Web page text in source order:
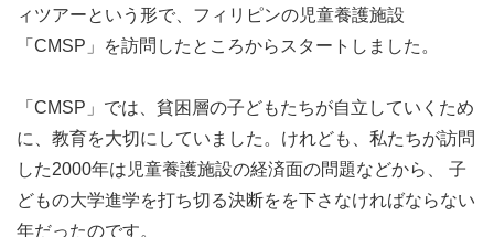
若者をフィリピンに案内してきた。モノやお金を届けるだ
けの支援ではなく、「生きる力・変える力」を伸ばすため
≪開催概要≫
日時：7月11日(土) 10:00〜11:30
開催方法：オンライン開催（Zoom）
ィツアーという形で、フィリピンの児童養護施設
「CMSP」を訪問したところからスタートしました。
「CMSP」では、貧困層の子どもたちが自立していくため
に、教育を大切にしていました。けれども、私たちが訪問
した2000年は児童養護施設の経済面の問題などから、 子
どもの大学進学を打ち切る決断をを下さなければならない
年だったのです。